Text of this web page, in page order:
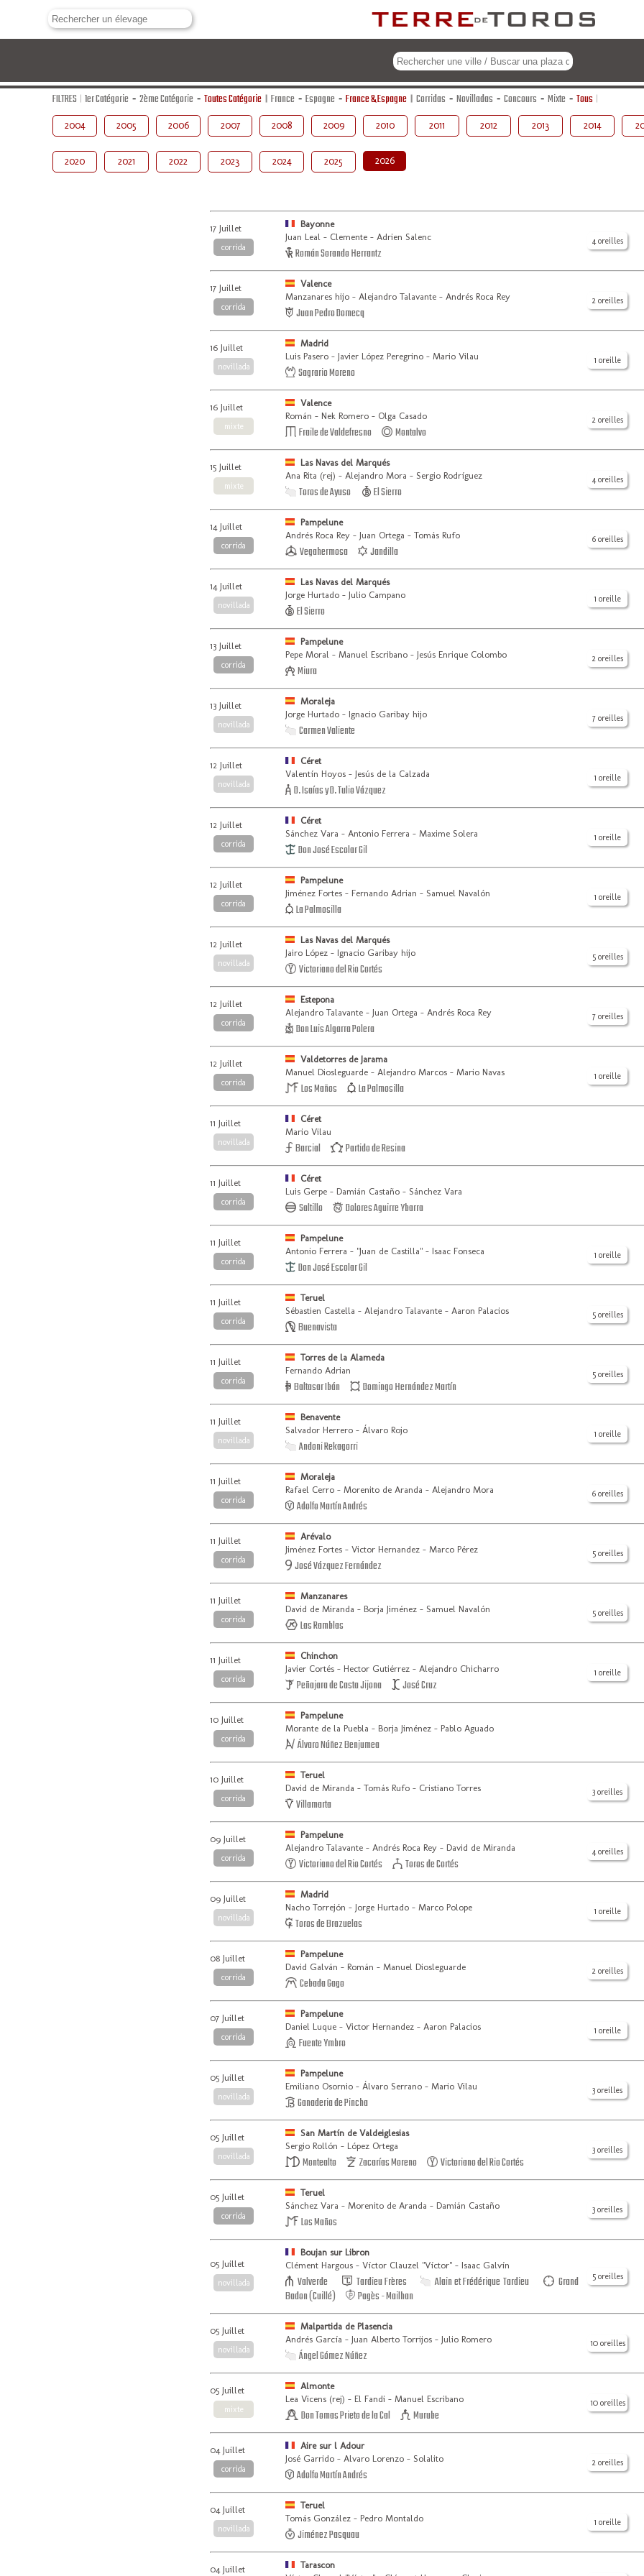
FILTRES 1er Catégorie - 2ème Catégorie - Toutes Catégorie France - Espagne - France & Espagne Corridas - Novilladas - Concours - Mixte - Tous
2004 2005 2006 2007 2008 2009 2010 2011 2012 2013 2014
2020 2021 2022 2023 2024 2025 2026
17 Juillet
corrida
Bayonne
Juan Leal - Clemente - Adrien Salenc
Román Sorando Herrantz
4 oreilles
17 Juillet
corrida
Valence
Manzanares hijo - Alejandro Talavante - Andrés Roca Rey
Juan Pedro Domecq
2 oreilles
16 Juillet
novillada
Madrid
Luis Pasero - Javier López Peregrino - Mario Vilau
Sagrario Moreno
1 oreille
16 Juillet
mixte
Valence
Román - Nek Romero - Olga Casado
Fraile de Valdefresno Montalvo
2 oreilles
15 Juillet
mixte
Las Navas del Marqués
Ana Rita (rej) - Alejandro Mora - Sergio Rodríguez
Toros de Ayuso El Sierro
4 oreilles
14 Juillet
corrida
Pampelune
Andrés Roca Rey - Juan Ortega - Tomás Rufo
Vegahermosa Jandilla
6 oreilles
14 Juillet
novillada
Las Navas del Marqués
Jorge Hurtado - Julio Campano
El Sierro
1 oreille
13 Juillet
corrida
Pampelune
Pepe Moral - Manuel Escribano - Jesús Enrique Colombo
Miura
2 oreilles
13 Juillet
novillada
Moraleja
Jorge Hurtado - Ignacio Garibay hijo
Carmen Valiente
7 oreilles
12 Juillet
novillada
Céret
Valentín Hoyos - Jesús de la Calzada
D. Isaías y D. Tulio Vázquez
1 oreille
12 Juillet
corrida
Céret
Sánchez Vara - Antonio Ferrera - Maxime Solera
Don José Escolar Gil
1 oreille
12 Juillet
corrida
Pampelune
Jiménez Fortes - Fernando Adrian - Samuel Navalón
La Palmosilla
1 oreille
12 Juillet
novillada
Las Navas del Marqués
Jairo López - Ignacio Garibay hijo
Victoriano del Rio Cortés
5 oreilles
12 Juillet
corrida
Estepona
Alejandro Talavante - Juan Ortega - Andrés Roca Rey
Don Luis Algarra Polera
7 oreilles
12 Juillet
corrida
Valdetorres de Jarama
Manuel Diosleguarde - Alejandro Marcos - Mario Navas
Los Maños La Palmosilla
1 oreille
11 Juillet
novillada
Céret
Mario Vilau
Barcial Partido de Resina
11 Juillet
corrida
Céret
Luis Gerpe - Damián Castaño - Sánchez Vara
Saltillo Dolores Aguirre Ybarra
11 Juillet
corrida
Pampelune
Antonio Ferrera - "Juan de Castilla" - Isaac Fonseca
Don José Escolar Gil
1 oreille
11 Juillet
corrida
Teruel
Sébastien Castella - Alejandro Talavante - Aaron Palacios
Buenavista
5 oreilles
11 Juillet
corrida
Torres de la Alameda
Fernando Adrian
Baltasar Ibán Domingo Hernández Martín
5 oreilles
11 Juillet
novillada
Benavente
Salvador Herrero - Álvaro Rojo
Andoni Rekagorri
1 oreille
11 Juillet
corrida
Moraleja
Rafael Cerro - Morenito de Aranda - Alejandro Mora
Adolfo Martín Andrés
6 oreilles
11 Juillet
corrida
Arévalo
Jiménez Fortes - Victor Hernandez - Marco Pérez
José Vázquez Fernández
5 oreilles
11 Juillet
corrida
Manzanares
David de Miranda - Borja Jiménez - Samuel Navalón
Las Ramblas
5 oreilles
11 Juillet
corrida
Chinchon
Javier Cortés - Hector Gutiérrez - Alejandro Chicharro
Peñajara de Casta Jijona José Cruz
1 oreille
10 Juillet
corrida
Pampelune
Morante de la Puebla - Borja Jiménez - Pablo Aguado
Álvaro Núñez Benjumea
10 Juillet
corrida
Teruel
David de Miranda - Tomás Rufo - Cristiano Torres
Villamarta
3 oreilles
09 Juillet
corrida
Pampelune
Alejandro Talavante - Andrés Roca Rey - David de Miranda
Victoriano del Rio Cortés Toros de Cortés
4 oreilles
09 Juillet
novillada
Madrid
Nacho Torrejón - Jorge Hurtado - Marco Polope
Toros de Brazuelas
1 oreille
08 Juillet
corrida
Pampelune
David Galván - Román - Manuel Diosleguarde
Cebada Gago
2 oreilles
07 Juillet
corrida
Pampelune
Daniel Luque - Victor Hernandez - Aaron Palacios
Fuente Ymbro
1 oreille
05 Juillet
novillada
Pampelune
Emiliano Osornio - Álvaro Serrano - Mario Vilau
Ganaderia de Pincha
3 oreilles
05 Juillet
novillada
San Martín de Valdeiglesias
Sergio Rollón - López Ortega
Montealto Zacarías Moreno Victoriano del Rio Cortés
3 oreilles
05 Juillet
corrida
Teruel
Sánchez Vara - Morenito de Aranda - Damián Castaño
Los Maños
3 oreilles
05 Juillet
novillada
Boujan sur Libron
Clément Hargous - Víctor Clauzel "Víctor" - Isaac Galvín
Valverde Tardieu Frères Alain et Frédérique Tardieu
Grand
Badon (Cuillé)
Pagès - Mailhan
5 oreilles
05 Juillet
novillada
Malpartida de Plasencia
Andrés García - Juan Alberto Torrijos - Julio Romero
Ángel Gómez Núñez
10 oreilles
05 Juillet
mixte
Almonte
Lea Vicens (rej) - El Fandi - Manuel Escribano
Don Tomas Prieto de la Cal Murube
10 oreilles
04 Juillet
corrida
Aire sur l Adour
José Garrido - Alvaro Lorenzo - Solalito
Adolfo Martín Andrés
2 oreilles
04 Juillet
novillada
Teruel
Tomás González - Pedro Montaldo
Jiménez Pasquau
1 oreille
04 Juillet
Tarascon